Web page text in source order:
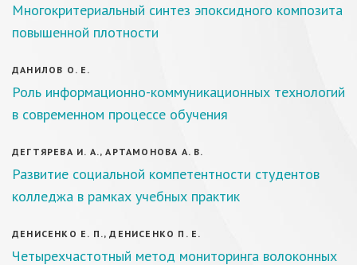
Многокритериальный синтез эпоксидного композита
повышенной плотности
ДАНИЛОВ О. Е.
Роль информационно-коммуникационных технологий
в современном процессе обучения
ДЕГТЯРЕВА И. А., АРТАМОНОВА А. В.
Развитие социальной компетентности студентов
колледжа в рамках учебных практик
ДЕНИСЕНКО Е. П., ДЕНИСЕНКО П. Е.
Четырехчастотный метод мониторинга волоконных